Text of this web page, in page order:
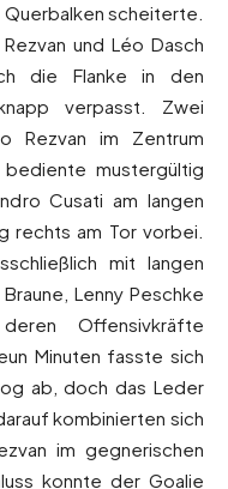
scheiterte.
und Léo Dasch
die Flanke in den
verpasst. Zwei
Rezvan im Zentrum
mustergültig
Cusati am langen
rechts am Tor vorbei.
mit langen
Lenny Peschke
Offensivkräfte
Minuten fasste sich
ab, doch das Leder
kombinierten sich
im gegnerischen
konnte der Goalie